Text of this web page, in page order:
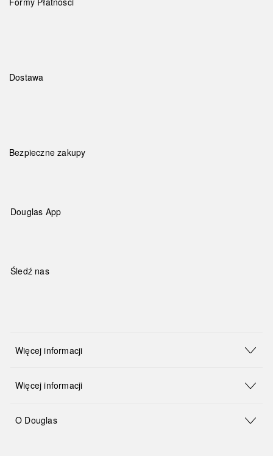
Dostawa
Bezpieczne zakupy
Douglas App
Śledź nas
Więcej informacji
Więcej informacji
O Douglas